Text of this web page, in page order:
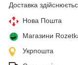
Доставка
Нова Пошта
Магазини
Укрпошта